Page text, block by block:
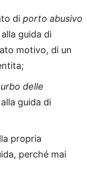
di porto abusivo
guida di
motivo, di un
delle
guida di
propria
perché mai